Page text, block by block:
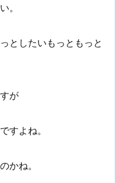
。
としたいもっともっと
が
すよね。
かね。